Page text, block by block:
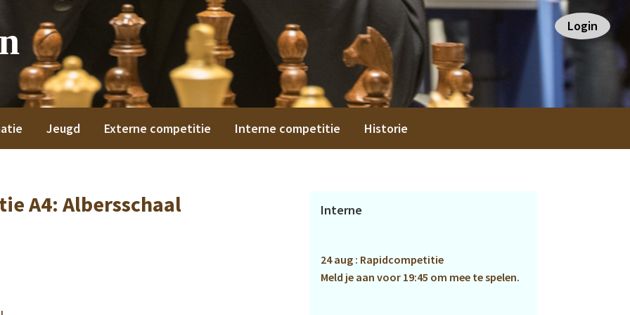
Login
Jeugd Externe competitie Interne competitie Historie
A4: Albersschaal
Primaire
Interne
24 aug : Rapidcompetitie
Meld je aan voor 19:45 om mee te spelen.